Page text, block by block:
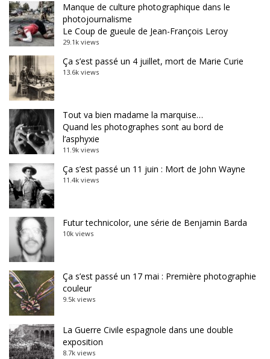
Manque de culture photographique dans le
photojournalisme
Le Coup de gueule de Jean-François Leroy
29.1k views
Ça s’est passé un 4 juillet, mort de Marie Curie
13.6k views
Tout va bien madame la marquise…
Quand les photographes sont au bord de
l’asphyxie
11.9k views
Ça s’est passé un 11 juin : Mort de John Wayne
11.4k views
Futur technicolor, une série de Benjamin Barda
10k views
Ça s’est passé un 17 mai : Première photographie
couleur
9.5k views
La Guerre Civile espagnole dans une double
exposition
8.7k views